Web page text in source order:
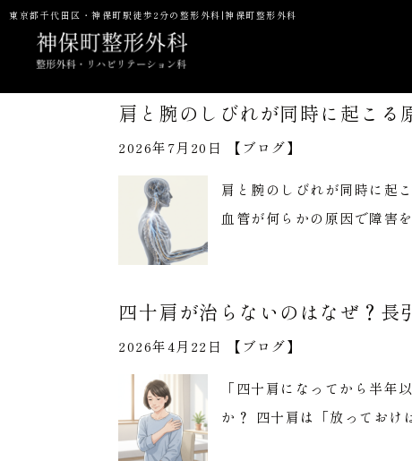
東京都千代田区・神保町駅徒歩2分の整形外科|神保町整形外科
当院の特徴
一般整形・スポーツ整形外科
予防接種
NMN点滴
肩と腕のしびれが同時に起こる
2026年7月20日 【 ブログ】
肩と腕のしびれが同時に起
血管が何らかの原因で障害
四十肩が治らないのはなぜ？
2026年4月22日 【 ブログ】
「四十肩になってから半
か？ 四十肩は「放ってお